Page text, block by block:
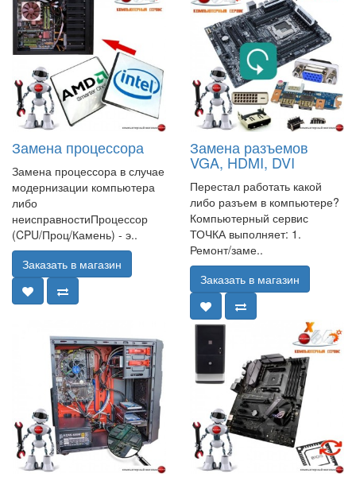
Замена процессора
Замена процессора в случае
модернизации компьютера
либо
неисправностиПроцессор
(CPU/Проц/Камень) - э..
Заказать в магазин
Замена разъемов
VGA, HDMI, DVI
Перестал работать какой
либо разъем в компьютере?
Компьютерный сервис
ТОЧКА выполняет: 1.
Ремонт/заме..
Заказать в магазин